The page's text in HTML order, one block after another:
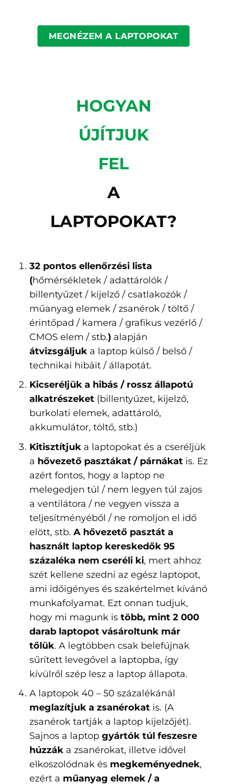
MEGNÉZEM A LAPTOPOKAT
HOGYAN
ÚJÍTJUK
FEL
A
LAPTOPOKAT?
32 pontos ellenőrzési lista
(hőmérsékletek / adattárolók /
billentyűzet / kijelző / csatlakozók /
műanyag elemek / zsanérok / töltő /
érintőpad / kamera / grafikus vezérlő /
CMOS elem / stb.)alapján
átvizsgáljuka laptop külső / belső /
technikai hibáit / állapotát.
Kicseréljük a hibás / rossz állapotú
alkatrészeket(billentyűzet, kijelző,
burkolati elemek, adattároló,
akkumulátor, töltő, stb.)
Kitisztítjuka laptopokat és a cseréljük
a hővezető pasztákat / párnákatis. Ez
azért fontos, hogy a laptop ne
melegedjen túl / nem legyen túl zajos
a ventilátora / ne vegyen vissza a
teljesítményéből / ne romoljon el idő
elött, stb. A hővezető pasztát a
használt laptop kereskedők 95
százaléka nem cseréli ki, mert ahhoz
szét kellene szedni az egész laptopot,
ami időigényes és szakértelmet kívánó
munkafolyamat. Ezt onnan tudjuk,
hogy mi magunk is több, mint 2 000
darab laptopot vásároltunk már
tőlük. A legtöbben csak belefújnak
sűrített levegővel a laptopba, így
kívülről szép lesz a laptop állapota.
A laptopok 40 – 50 százalékánál
meglazítjuk a zsanérokatis. (A
zsanérok tartják a laptop kijelzőjét).
Sajnos a laptop gyártók túl feszesre
húzzáka zsanérokat, illetve idővel
elkoszolódnak és megkeményednek,
ezért a műanyag elemek / a